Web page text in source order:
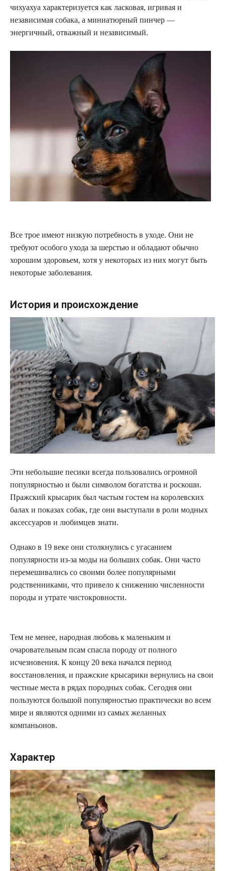
чихуахуа характеризуется как ласковая, игривая и
независимая собака, а миниатюрный пинчер —
энергичный, отважный и независимый.
Все трое имеют низкую потребность в уходе. Они не
требуют особого ухода за шерстью и обладают обычно
хорошим здоровьем, хотя у некоторых из них могут быть
некоторые заболевания.
История и происхождение
Эти небольшие песики всегда пользовались огромной
популярностью и были символом богатства и роскоши.
Пражский крысарик был частым гостем на королевских
балах и показах собак, где они выступали в роли модных
аксессуаров и любимцев знати.
Однако в 19 веке они столкнулись с угасанием
популярности из-за моды на больших собак. Они часто
перемешивались со своими более популярными
родственниками, что привело к снижению численности
породы и утрате чистокровности.
Тем не менее, народная любовь к маленьким и
очаровательным псам спасла породу от полного
исчезновения. К концу 20 века начался период
восстановления, и пражские крысарики вернулись на свои
честные места в рядах породных собак. Сегодня они
пользуются большой популярностью практически во всем
мире и являются одними из самых желанных
компаньонов.
Характер